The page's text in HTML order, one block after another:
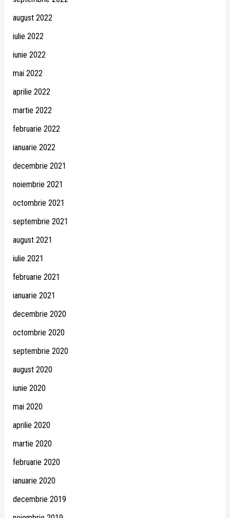
august 2022
iulie 2022
iunie 2022
mai 2022
aprilie 2022
martie 2022
februarie 2022
ianuarie 2022
decembrie 2021
noiembrie 2021
octombrie 2021
septembrie 2021
august 2021
iulie 2021
februarie 2021
ianuarie 2021
decembrie 2020
octombrie 2020
septembrie 2020
august 2020
iunie 2020
mai 2020
aprilie 2020
martie 2020
februarie 2020
ianuarie 2020
decembrie 2019